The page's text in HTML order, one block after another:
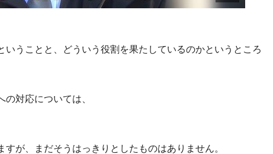
うことと、どういう役割を果たしているのかというところ
対応については、
が、まだそうはっきりとしたものはありません。